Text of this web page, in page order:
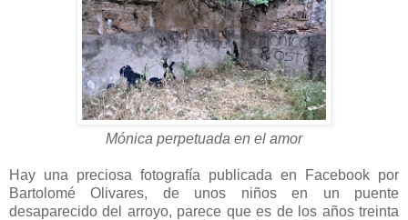
Mónica perpetuada en el amor
Hay una preciosa fotografía publicada en Facebook por
Bartolomé Olivares, de unos niños en un puente
desaparecido del arroyo, parece que es de los años treinta